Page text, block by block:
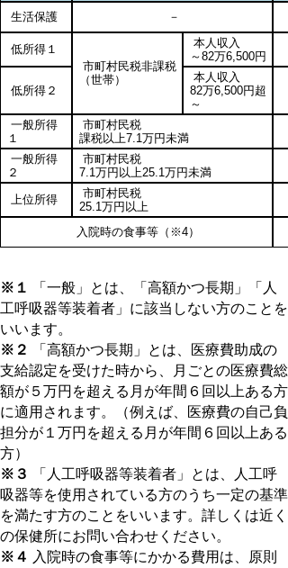
生活保護 －
低所得１
市町村民税非課税
（世帯）
本人収入
～82万6,500円
低所得２
本人収入
82万6,500円超
～
一般所得
１
市町村民税
課税以上7.1万円未満
一般所得
２
市町村民税
7.1万円以上25.1万円未満
上位所得
市町村民税
25.1万円以上
入院時の食事等（※4）
※１
「一般」とは、「高額かつ長期」「人
工呼吸器等装着者」に該当しない方のことを
いいます。
※２
「高額かつ長期」とは、医療費助成の
支給認定を受けた時から、月ごとの医療費総
額が５万円を超える月が年間６回以上ある方
に適用されます。（例えば、医療費の自己負
担分が１万円を超える月が年間６回以上ある
方）
※３
「人工呼吸器等装着者」とは、人工呼
吸器等を使用されている方のうち一定の基準
を満たす方のことをいいます。詳しくは近く
の保健所にお問い合わせください。
※４ 入院時の食事等にかかる費用は、原則